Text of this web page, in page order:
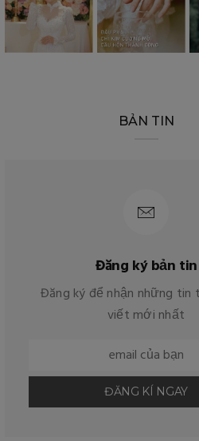
BẢN TIN
Đăng ký bản tin
Đăng ký để nhận những tin
viết mới nhất